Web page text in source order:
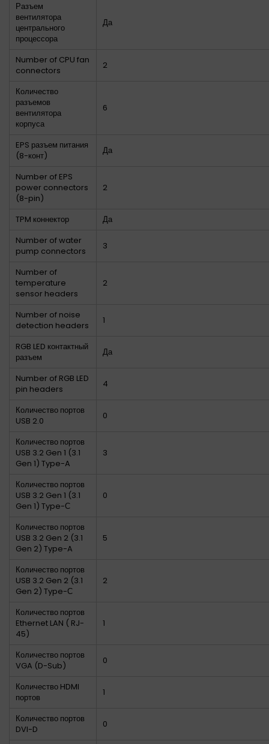
Разъем
вентилятора
центрального
процессора
Да
Number of CPU fan
connectors
2
Количество
разъемов
вентилятора
корпуса
6
EPS разъем питания
(8-конт)
Да
Number of EPS
power connectors
(8-pin)
2
TPM коннектор
Да
Number of water
pump connectors
3
Number of
temperature
sensor headers
2
Number of noise
detection headers
1
RGB LED контактный
разъем
Да
Number of RGB LED
pin headers
4
Количество портов
USB 2.0
0
Количество портов
USB 3.2 Gen 1 (3.1
Gen 1) Type-A
3
Количество портов
USB 3.2 Gen 1 (3.1
Gen 1) Type-С
0
Количество портов
USB 3.2 Gen 2 (3.1
Gen 2) Type-A
5
Количество портов
USB 3.2 Gen 2 (3.1
Gen 2) Type-С
2
Количество портов
Ethernet LAN ( RJ-
45)
1
Количество портов
VGA (D-Sub)
0
Количество HDMI
портов
1
Количество портов
DVI-D
0